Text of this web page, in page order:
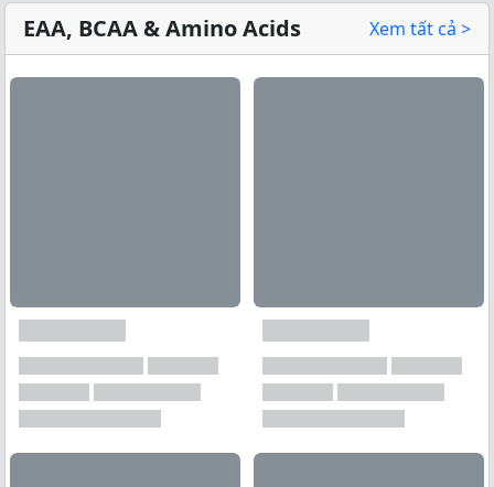
Xem tất cả →
EAA, BCAA & Amino Acids Xem tất cả >